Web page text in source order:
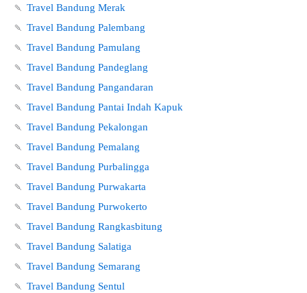
🍡 Travel Bandung Merak
🍡 Travel Bandung Palembang
🍡 Travel Bandung Pamulang
🍡 Travel Bandung Pandeglang
🍡 Travel Bandung Pangandaran
🍡 Travel Bandung Pantai Indah Kapuk
🍡 Travel Bandung Pekalongan
🍡 Travel Bandung Pemalang
🍡 Travel Bandung Purbalingga
🍡 Travel Bandung Purwakarta
🍡 Travel Bandung Purwokerto
🍡 Travel Bandung Rangkasbitung
🍡 Travel Bandung Salatiga
🍡 Travel Bandung Semarang
🍡 Travel Bandung Sentul